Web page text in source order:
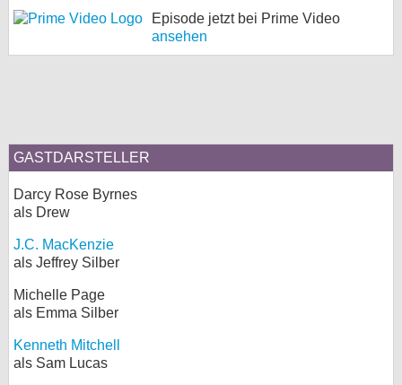
Episode jetzt bei Prime Video
ansehen
GASTDARSTELLER
Darcy Rose Byrnes
als Drew
J.C. MacKenzie
als Jeffrey Silber
Michelle Page
als Emma Silber
Kenneth Mitchell
als Sam Lucas